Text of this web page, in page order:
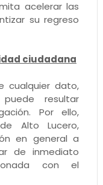
acelerar las
su regreso
ciudadana
cualquier dato,
resultar
Por ello,
Alto Lucero,
en general a
de inmediato
con el